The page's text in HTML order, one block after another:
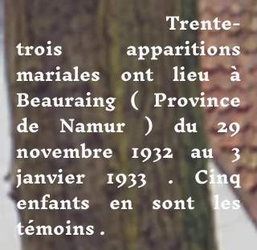
Trente-
trois apparitions
mariales ont lieu à
Beauraing ( Province
de Namur ) du 29
novembre 1932 au 3
janvier 1933 . Cinq
enfants en sont les
témoins .